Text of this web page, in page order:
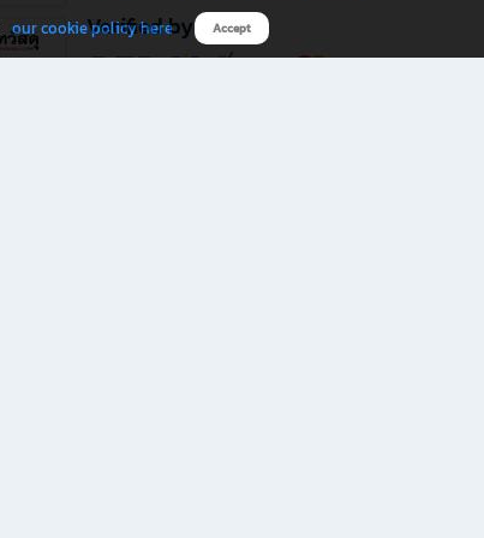
Verified by
our cookie policy here Accept